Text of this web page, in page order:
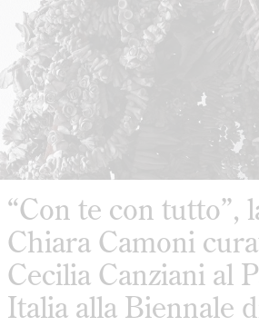
“Con te con tutto”,
Chiara Camoni
Cecilia Canziani al
Italia alla Biennale